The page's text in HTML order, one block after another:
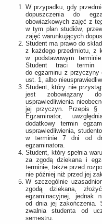
W przypadku, gdy
dopuszczenia do
obowiązkowych zajęć z
w tym plan studiów,
zajęć warunkujących
Student ma prawo do
z każdego przedmiotu, z
w podstawowym
Student traci termin
do egzaminu z
ust. 1, albo
Student, który nie
jest zobowiązany do
usprawiedliwienia
jej przyczyn. Przepis §
Egzaminator,
dodatkowy termin
usprawiedliwienia,
w terminie 7 dni od
egzaminatora.
Student, który spełnia
za zgodą dziekana i
terminie, także przed
nie później niż przed jej
W szczególnie
zgodą dziekana,
egzaminacyjnej,
od dnia jej zakończenia.
zwalnia studenta od
semestru.